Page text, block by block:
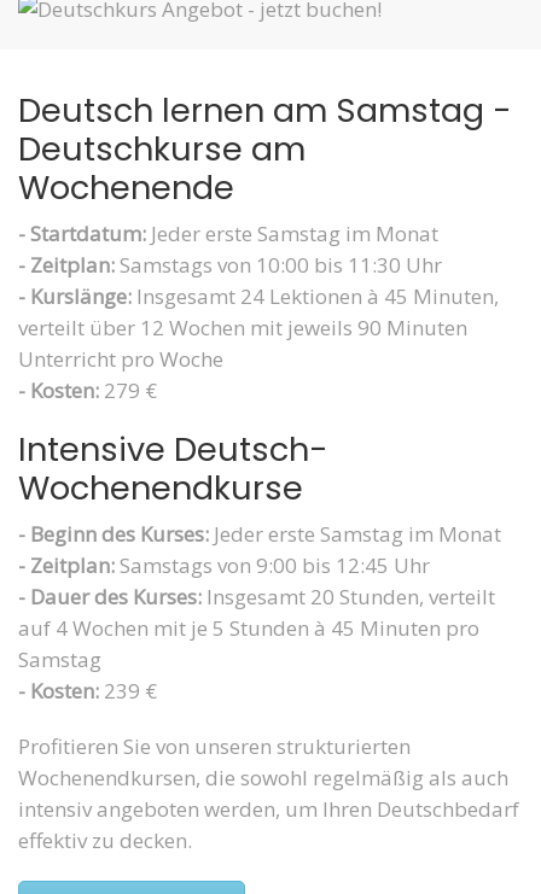
Deutsch lernen am Samstag -
Deutschkurse am
Wochenende
- Startdatum: Jeder erste Samstag im Monat
- Zeitplan: Samstags von 10:00 bis 11:30 Uhr
- Kurslänge: Insgesamt 24 Lektionen à 45 Minuten,
verteilt über 12 Wochen mit jeweils 90 Minuten
Unterricht pro Woche
- Kosten: 279 €
Intensive Deutsch-
Wochenendkurse
- Beginn des Kurses: Jeder erste Samstag im Monat
- Zeitplan: Samstags von 9:00 bis 12:45 Uhr
- Dauer des Kurses: Insgesamt 20 Stunden, verteilt
auf 4 Wochen mit je 5 Stunden à 45 Minuten pro
Samstag
- Kosten: 239 €
Profitieren Sie von unseren strukturierten
Wochenendkursen, die sowohl regelmäßig als auch
intensiv angeboten werden, um Ihren Deutschbedarf
effektiv zu decken.